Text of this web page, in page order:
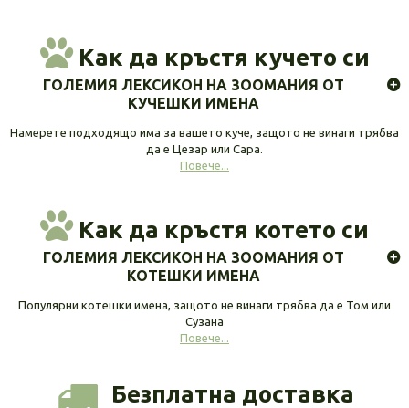
Как да кръстя кучето си
ГОЛЕМИЯ ЛЕКСИКОН НА ЗООМАНИЯ ОТ
КУЧЕШКИ ИМЕНА
Намерете подходящо има за вашето куче, защото не винаги трябва
да е Цезар или Сара.
Повече...
Как да кръстя котето си
ГОЛЕМИЯ ЛЕКСИКОН НА ЗООМАНИЯ ОТ
КОТЕШКИ ИМЕНА
Популярни котешки имена, защото не винаги трябва да е Том или
Сузана
Повече...
Безплатна доставка